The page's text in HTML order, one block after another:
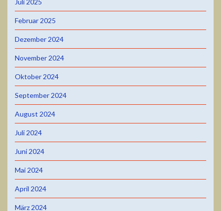
Februar 2025
Dezember 2024
November 2024
Oktober 2024
September 2024
August 2024
Juli 2024
Juni 2024
Mai 2024
April 2024
März 2024